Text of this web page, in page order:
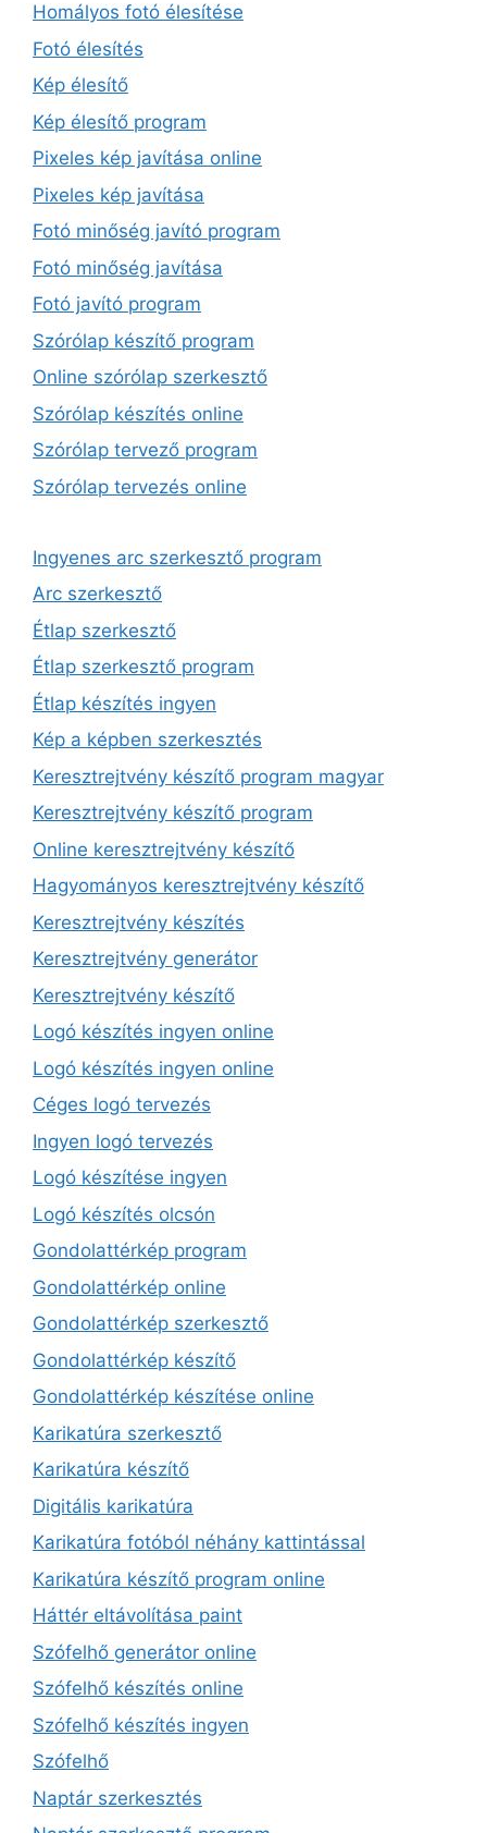
Homályos fotó élesítése
Fotó élesítés
Kép élesítő
Kép élesítő program
Pixeles kép javítása online
Pixeles kép javítása
Fotó minőség javító program
Fotó minőség javítása
Fotó javító program
Szórólap készítő program
Online szórólap szerkesztő
Szórólap készítés online
Szórólap tervező program
Szórólap tervezés online
Ingyenes arc szerkesztő program
Arc szerkesztő
Étlap szerkesztő
Étlap szerkesztő program
Étlap készítés ingyen
Kép a képben szerkesztés
Keresztrejtvény készítő program magyar
Keresztrejtvény készítő program
Online keresztrejtvény készítő
Hagyományos keresztrejtvény készítő
Keresztrejtvény készítés
Keresztrejtvény generátor
Keresztrejtvény készítő
Logó készítés ingyen online
Logó készítés ingyen online
Céges logó tervezés
Ingyen logó tervezés
Logó készítése ingyen
Logó készítés olcsón
Gondolattérkép program
Gondolattérkép online
Gondolattérkép szerkesztő
Gondolattérkép készítő
Gondolattérkép készítése online
Karikatúra szerkesztő
Karikatúra készítő
Digitális karikatúra
Karikatúra fotóból néhány kattintással
Karikatúra készítő program online
Háttér eltávolítása paint
Szófelhő generátor online
Szófelhő készítés online
Szófelhő készítés ingyen
Szófelhő
Naptár szerkesztés